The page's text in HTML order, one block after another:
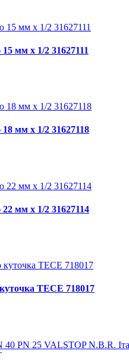
мм х 1/2 31627111
18 мм х 1/2 31627118
22 мм х 1/2 31627114
TECE 718017